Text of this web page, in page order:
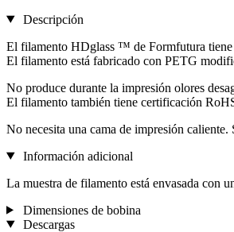
Descripción
El filamento HDglass ™ de Formfutura tiene
El filamento está fabricado con PETG
No produce durante la impresión olores
El filamento también tiene certificación
No necesita una cama de impresión
Información adicional
La muestra de filamento está envasada con
Dimensiones de bobina
Descargas